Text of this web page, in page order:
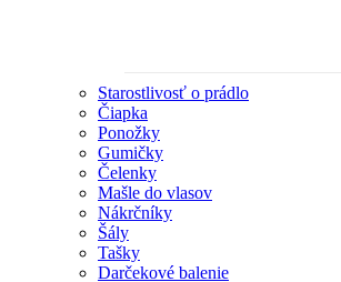
Starostlivosť o prádlo
Čiapka
Ponožky
Gumičky
Čelenky
Mašle do vlasov
Nákrčníky
Šály
Tašky
Darčekové balenie